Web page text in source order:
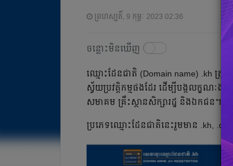
ព្រហស្បតិ៍, 9 កុម្ភៈ 2023 02:36
ចន្លោះមិនឃើញ
ឈ្មោះដែនជាតិ (Domain name) .kh ត្
ស្វ័យប្រវត្តិកម្ម​ផងដែរ ដើម្បី​បង្កលក្ខណៈ​
សមាគម គ្រឹះស្ថាន​សិក្សារដ្ឋ​ និង​ឯកជន។
ប្រភេទ​ឈ្មោះដែន​ជាតិនេះរួមមាន .kh,